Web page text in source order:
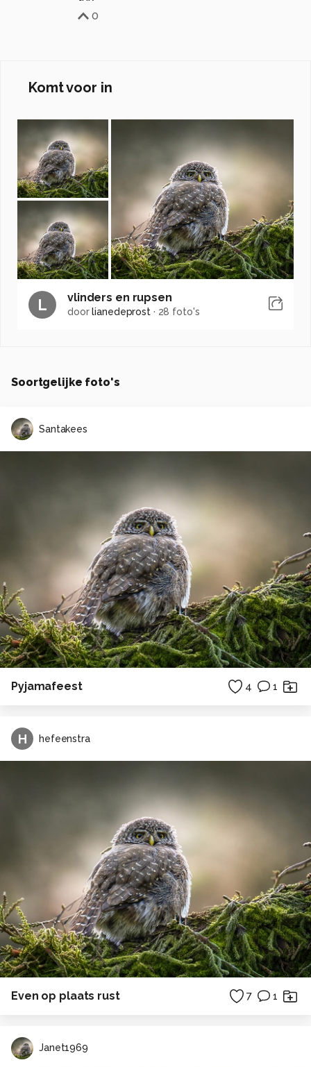
0
Komt voor in
L vlinders en rupsen
doorlianedeprost· 28 foto's
Soortgelijke foto's
Santakees
Pyjamafeest 4 1
H hefeenstra
Even op plaats rust 7 1
Janet1969